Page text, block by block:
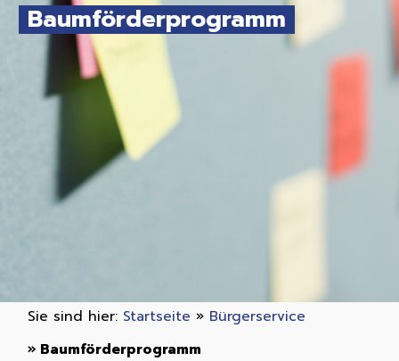
Baumförderprogramm
Sie sind hier: Startseite » Bürgerservice
»»
Baumförderprogramm